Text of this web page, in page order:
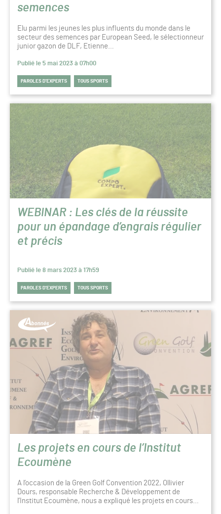
semences
Elu parmi les jeunes les plus influents du monde dans le
secteur des semences par European Seed, le sélectionneur
junior gazon de DLF, Etienne…
Publié le 5 mai 2023 à 07h00
PAROLES D’EXPERTS TOUS SPORTS
WEBINAR : Les clés de la réussite
pour un épandage d’engrais régulier
et précis
Publié le 8 mars 2023 à 17h59
PAROLES D’EXPERTS TOUS SPORTS
Les projets en cours de l’Institut
Ecoumène
A l’occasion de la Green Golf Convention 2022, Ollivier
Dours, responsable Recherche & Développement de
l’Institut Ecoumène, nous a expliqué les projets en cours…